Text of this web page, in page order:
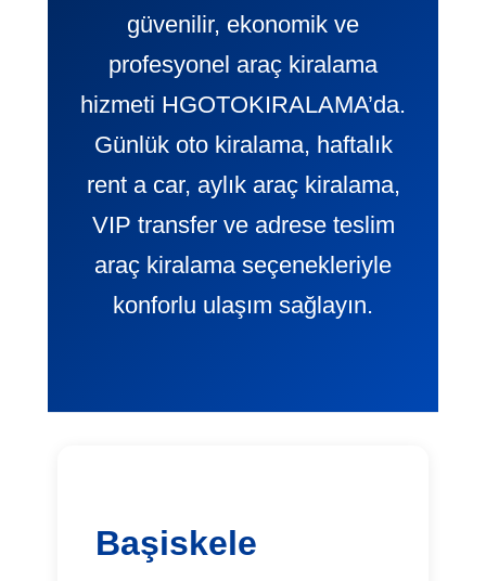
güvenilir, ekonomik ve
profesyonel araç kiralama
hizmeti HGOTOKIRALAMA’da.
Günlük oto kiralama, haftalık
rent a car, aylık araç kiralama,
VIP transfer ve adrese teslim
araç kiralama seçenekleriyle
konforlu ulaşım sağlayın.
Başiskele